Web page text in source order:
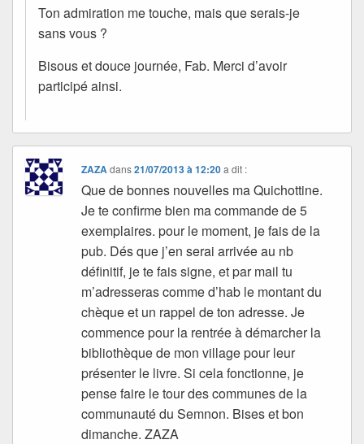
Ton admiration me touche, mais que serais-je
sans vous ?
Bisous et douce journée, Fab. Merci d’avoir
participé ainsi.
ZAZA dans21/07/2013 à 12:20 a dit :
Que de bonnes nouvelles ma Quichottine.
Je te confirme bien ma commande de 5
exemplaires. pour le moment, je fais de la
pub. Dés que j’en serai arrivée au nb
définitif, je te fais signe, et par mail tu
m’adresseras comme d’hab le montant du
chèque et un rappel de ton adresse. Je
commence pour la rentrée à démarcher la
bibliothèque de mon village pour leur
présenter le livre. Si cela fonctionne, je
pense faire le tour des communes de la
communauté du Semnon. Bises et bon
dimanche. ZAZA